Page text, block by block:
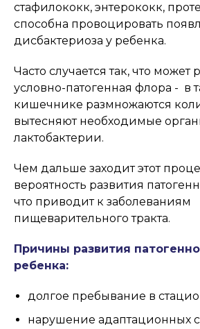
стафилококк, энтерококк,
способна провоцировать
дисбактериоза у ребенка.
Часто случается так, что может
условно-патогенная флора - в
кишечнике размножаются
вытесняют необходимые
лактобактерии.
Чем дальше заходит этот
вероятность развития
что приводит к заболеваниям
пищеварительного тракта.
Причины развития
ребенка:
долгое пребывание в
нарушение адаптационных